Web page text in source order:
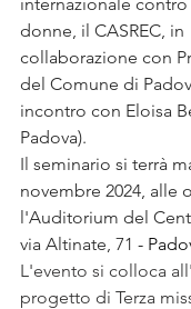
donne, il CASREC, in
collaborazione con
del Comune di
incontro con Eloisa
Padova).
Il seminario si terrà
novembre 2024, alle
l'Auditorium del
via Altinate, 71 -
L'evento si colloca
progetto di Terza